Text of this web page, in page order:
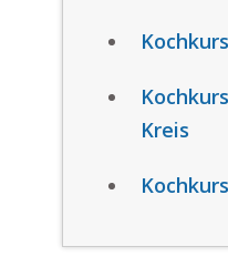
Kreis